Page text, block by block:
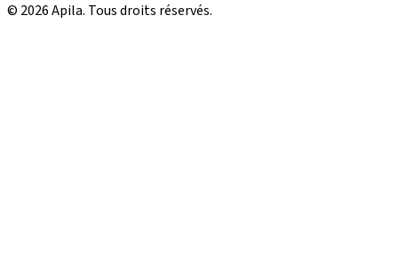
© 2026 Apila. Tous droits réservés.